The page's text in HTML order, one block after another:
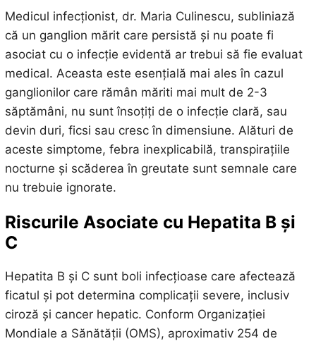
Medicul infecționist, dr. Maria Culinescu, subliniază
că un ganglion mărit care persistă și nu poate fi
asociat cu o infecție evidentă ar trebui să fie evaluat
medical. Aceasta este esențială mai ales în cazul
ganglionilor care rămân măriti mai mult de 2-3
săptămâni, nu sunt însoțiți de o infecție clară, sau
devin duri, ficsi sau cresc în dimensiune. Alături de
aceste simptome, febra inexplicabilă, transpirațiile
nocturne și scăderea în greutate sunt semnale care
nu trebuie ignorate.
Riscurile Asociate cu Hepatita B și
C
Hepatita B și C sunt boli infecțioase care afectează
ficatul și pot determina complicații severe, inclusiv
ciroză și cancer hepatic. Conform Organizației
Mondiale a Sănătății (OMS), aproximativ 254 de